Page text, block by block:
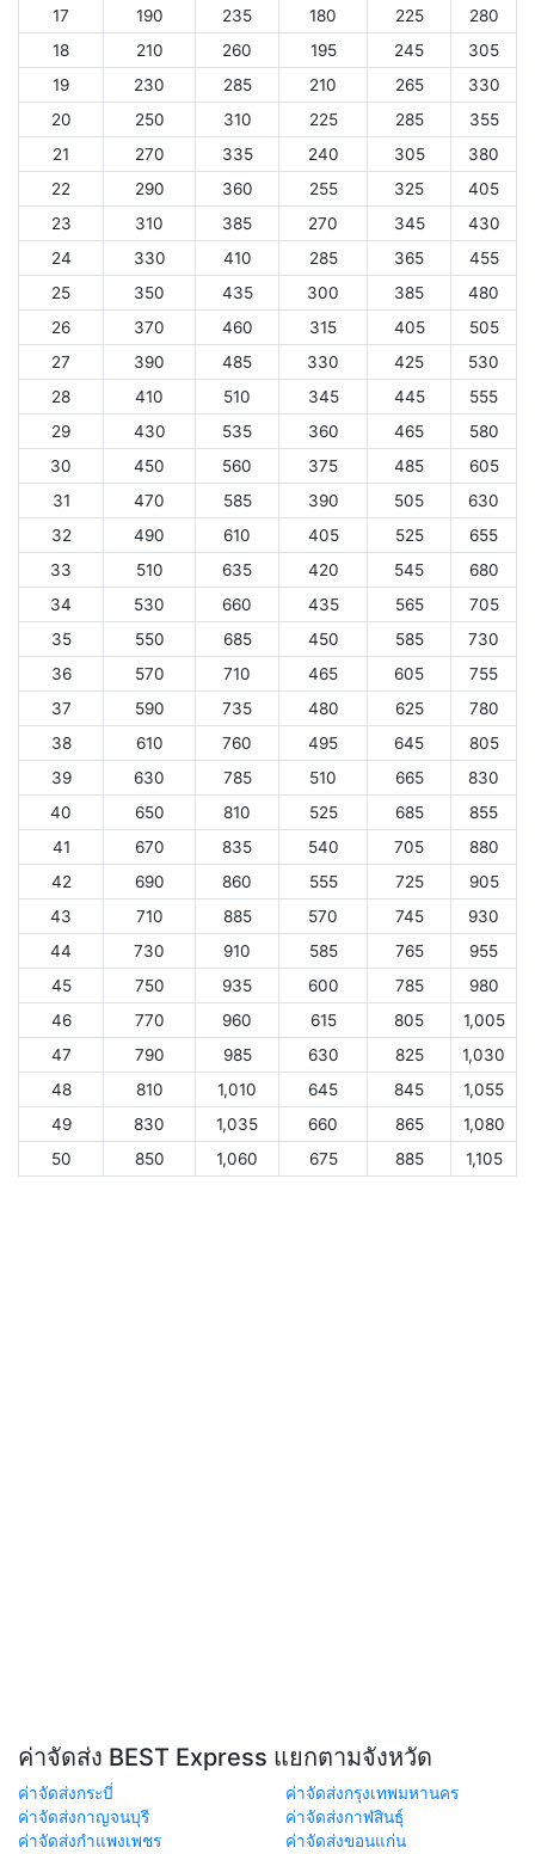
17 190 235 180 225
280
18
210 260 195 245
305
19
230 285 210 265
330
20
250 310 225 285
355
21
270 335 240 305
380
22
290 360 255 325
405
23
310 385 270 345
430
24
330 410 285 365
455
25
350 435 300 385
480
26
370 460 315 405
505
27
390 485 330 425
530
28
410 510 345 445
555
29
430 535 360 465
580
30
450 560 375 485
605
31
470 585 390 505
630
32
490 610 405 525
655
33
510 635 420 545
680
34
530 660 435 565
705
35
550 685 450 585
730
36
570 710 465 605
755
37
590 735 480 625
780
38
610 760 495 645
805
39
630 785 510 665
830
40
650 810 525 685
855
41
670 835 540 705
880
42
690 860 555 725
905
43
710 885 570 745
930
44
730 910 585 765
955
45
750 935 600 785
980
46
770 960 615 805
1,005
47
790 985 630 825
1,030
48
810 1,010 645 845
1,055
49
830 1,035 660 865
1,080
50
850 1,060 675 885 1,105
ค่าจัดส่ง BEST Express แยกตามจังหวัด
ค่าจัดส่งกระบี่
ค่าจัดส่งกรุงเทพมหานคร
ค่าจัดส่งกาญจนบุรี
ค่าจัดส่งกาฬสินธุ์
ค่าจัดส่งกำแพงเพชร
ค่าจัดส่งขอนแก่น